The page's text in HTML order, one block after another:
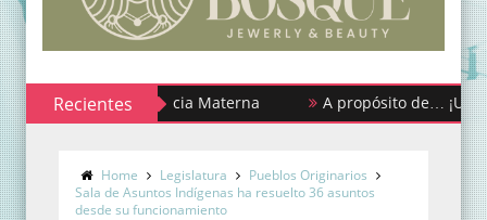
Recientes
de la Lactancia Materna A propósito de… ¡Urgencias y
Home Legislatura
Pueblos Originarios
Sala de Asuntos Indígenas ha resuelto 36 asuntos
desde su funcionamiento